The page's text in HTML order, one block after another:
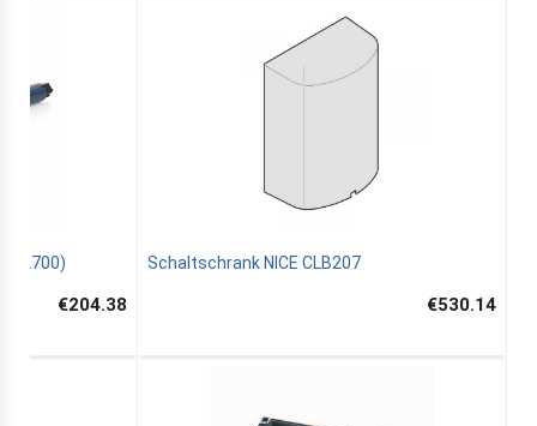
€204.38
Schaltschrank NICE CLB207
€530.14